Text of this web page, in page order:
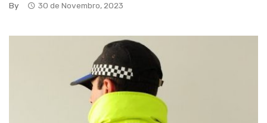
By 30 de Novembro, 2023